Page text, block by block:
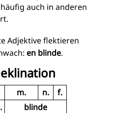
auch in anderen
Adjektive flektieren
en blinde.
m. n. f.
blinde